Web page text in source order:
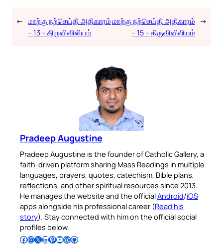
← மாற்கு நற்செய்தி அதிகாரம்
– 13 – திருவிவிலியம்
மாற்கு நற்செய்தி அதிகாரம்
– 15 – திருவிவிலியம்
→
Pradeep Augustine
Pradeep Augustine is the founder of Catholic Gallery, a
faith-driven platform sharing Mass Readings in multiple
languages, prayers, quotes, catechism, Bible plans,
reflections, and other spiritual resources since 2013.
He manages the website and the officialAndroid/iOS
apps alongside his professional career (Read his
story). Stay connected with him on the official social
profiles below.
Follow Pradeep on Facebook Follow Pradeep on InstagramFollow Pradeep on X Follow Pradeep on LinkedIn Follow Pradeep on Pinterest Subscribe to Pradeep’s Youtube Channel Follow Pradeep on WordPress Follow Pradeep on GitHub